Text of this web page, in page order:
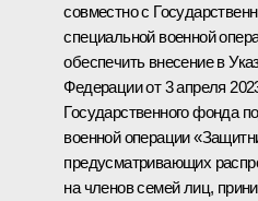
совместно с
специальной военной
обеспечить внесение в
Федерации от 3 апреля
Государственного фонда
военной операции
предусматривающих
на членов семей лиц,